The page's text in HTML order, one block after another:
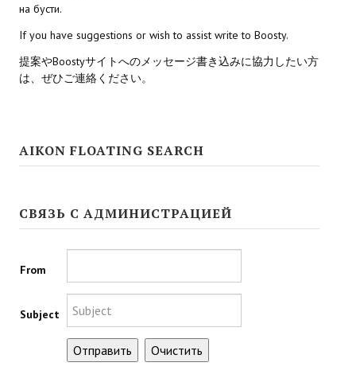
Nekopara Vol2 (Rus Version)
Nekopara Vol3 (Rus Version)
на бусти.
If you have suggestions or wish to assist write to Boosty.
提案やBoostyサイトへのメッセージ書き込みに協力したい方
は、ぜひご連絡ください。
AIKON FLOATING SEARCH
СВЯЗЬ С АДМИНИСТРАЦИЕЙ
From
Subject